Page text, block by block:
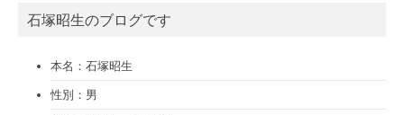
イ石塚昭生のブログです
本名：石塚昭生
性別：男